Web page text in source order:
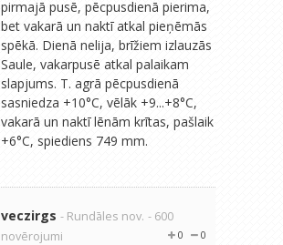
pirmajā pusē, pēcpusdienā pierima,
bet vakarā un naktī atkal pieņēmās
spēkā. Dienā nelija, brīžiem izlauzās
Saule, vakarpusē atkal palaikam
slapjums. T. agrā pēcpusdienā
sasniedza +10°C, vēlāk +9...+8°C,
vakarā un naktī lēnām krītas, pašlaik
+6°C, spiediens 749 mm.
veczirgs - Rundāles nov. - 600
novērojumi
0
0